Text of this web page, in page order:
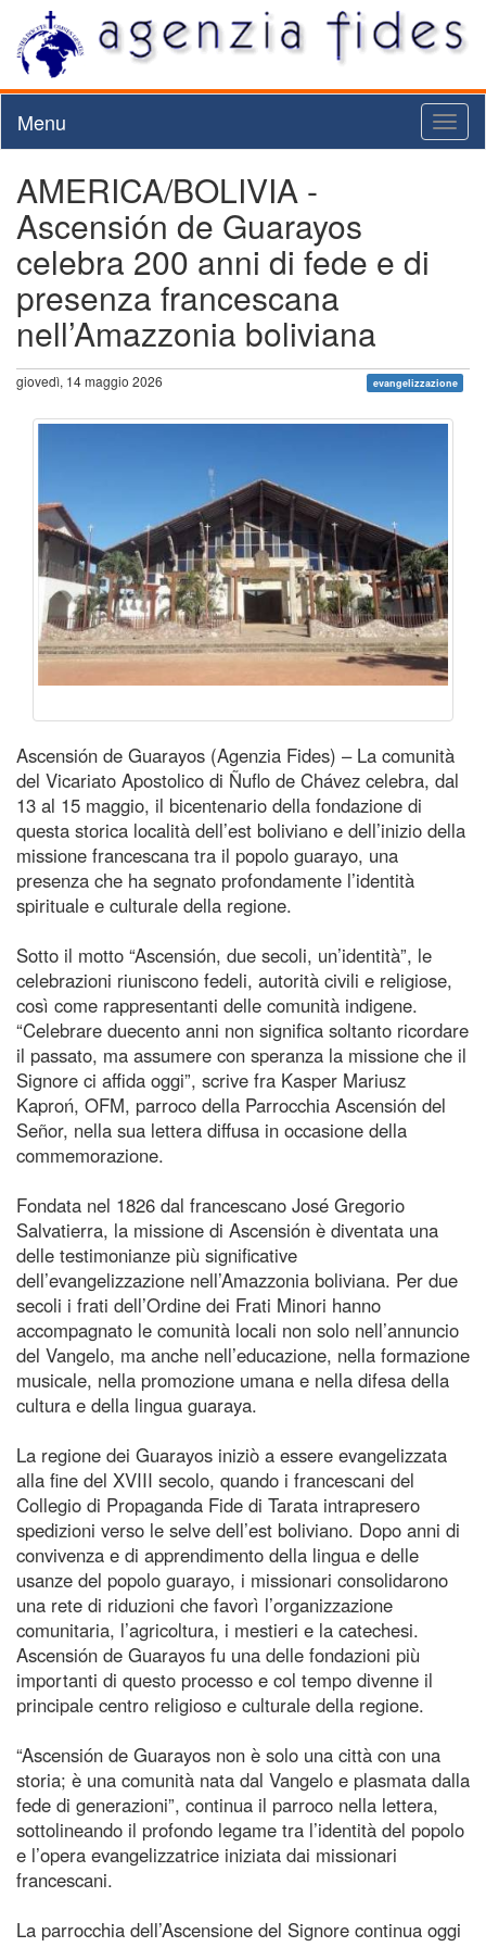
Menu
AMERICA/BOLIVIA -
Ascensión de Guarayos
celebra 200 anni di fede e di
presenza francescana
nell’Amazzonia boliviana
giovedì, 14 maggio 2026 evangelizzazione
Ascensión de Guarayos (Agenzia Fides) – La comunità
del Vicariato Apostolico di Ñuflo de Chávez celebra, dal
13 al 15 maggio, il bicentenario della fondazione di
questa storica località dell’est boliviano e dell’inizio della
missione francescana tra il popolo guarayo, una
presenza che ha segnato profondamente l’identità
spirituale e culturale della regione.
Sotto il motto “Ascensión, due secoli, un’identità”, le
celebrazioni riuniscono fedeli, autorità civili e religiose,
così come rappresentanti delle comunità indigene.
“Celebrare duecento anni non significa soltanto ricordare
il passato, ma assumere con speranza la missione che il
Signore ci affida oggi”, scrive fra Kasper Mariusz
Kaproń, OFM, parroco della Parrocchia Ascensión del
Señor, nella sua lettera diffusa in occasione della
commemorazione.
Fondata nel 1826 dal francescano José Gregorio
Salvatierra, la missione di Ascensión è diventata una
delle testimonianze più significative
dell’evangelizzazione nell’Amazzonia boliviana. Per due
secoli i frati dell’Ordine dei Frati Minori hanno
accompagnato le comunità locali non solo nell’annuncio
del Vangelo, ma anche nell’educazione, nella formazione
musicale, nella promozione umana e nella difesa della
cultura e della lingua guaraya.
La regione dei Guarayos iniziò a essere evangelizzata
alla fine del XVIII secolo, quando i francescani del
Collegio di Propaganda Fide di Tarata intrapresero
spedizioni verso le selve dell’est boliviano. Dopo anni di
convivenza e di apprendimento della lingua e delle
usanze del popolo guarayo, i missionari consolidarono
una rete di riduzioni che favorì l’organizzazione
comunitaria, l’agricoltura, i mestieri e la catechesi.
Ascensión de Guarayos fu una delle fondazioni più
importanti di questo processo e col tempo divenne il
principale centro religioso e culturale della regione.
“Ascensión de Guarayos non è solo una città con una
storia; è una comunità nata dal Vangelo e plasmata dalla
fede di generazioni”, continua il parroco nella lettera,
sottolineando il profondo legame tra l’identità del popolo
e l’opera evangelizzatrice iniziata dai missionari
francescani.
La parrocchia dell’Ascensione del Signore continua oggi